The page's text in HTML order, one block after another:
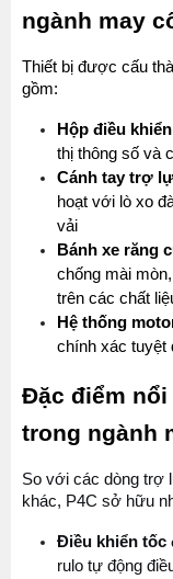
ngành may
Thiết bị được cấu
gồm:
Hộp điều
thị thông số và
Cánh tay trợ
hoạt với lò xo
vải
Bánh xe răng
chống mài
trên các chất
Hệ thống
chính xác tuyệt
Đặc điểm
trong ngành
So với các dòng trợ
khác, P4C sở hữu
Điều khiển tốc
rulo tự động